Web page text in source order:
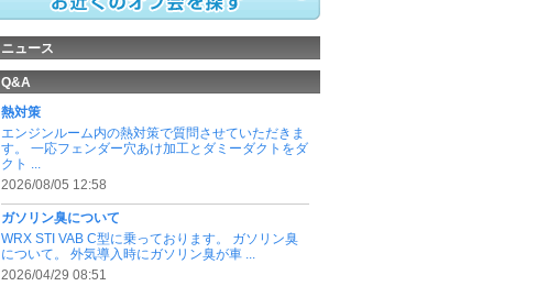
ニュース
Q&A
熱対策
エンジンルーム内の熱対策で質問させていただきま
す。 一応フェンダー穴あけ加工とダミーダクトをダ
クト ...
2026/08/05 12:58
ガソリン臭について
WRX STI VAB C型に乗っております。 ガソリン臭
について。 外気導入時にガソリン臭が車 ...
2026/04/29 08:51